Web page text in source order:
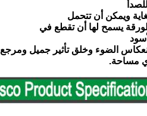
ويمكن أن تتحمل
الضوء وخلق تأثير جميل ومرجع
مساحة.